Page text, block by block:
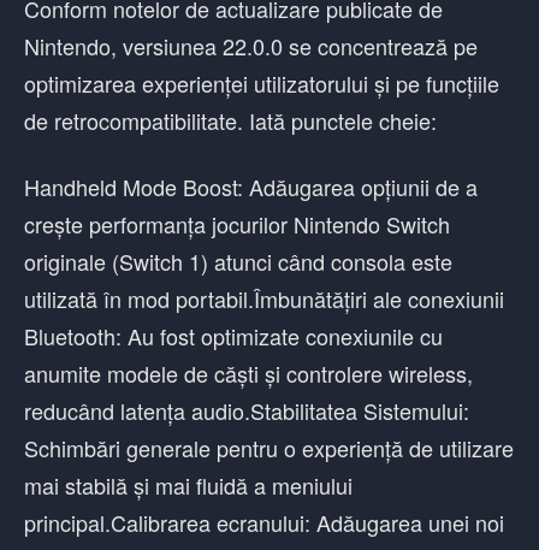
Conform notelor de actualizare publicate de
Nintendo, versiunea 22.0.0 se concentrează pe
optimizarea experienței utilizatorului și pe funcțiile
de retrocompatibilitate. Iată punctele cheie:
Handheld Mode Boost: Adăugarea opțiunii de a
crește performanța jocurilor Nintendo Switch
originale (Switch 1) atunci când consola este
utilizată în mod portabil.Îmbunătățiri ale conexiunii
Bluetooth: Au fost optimizate conexiunile cu
anumite modele de căști și controlere wireless,
reducând latența audio.Stabilitatea Sistemului:
Schimbări generale pentru o experiență de utilizare
mai stabilă și mai fluidă a meniului
principal.Calibrarea ecranului: Adăugarea unei noi